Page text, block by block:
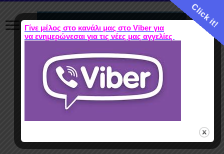
Click it!
Γίνε μέλος στο κανάλι μας στο Viber για
να ενημερώνεσαι για τις νέες μας αγγελίες